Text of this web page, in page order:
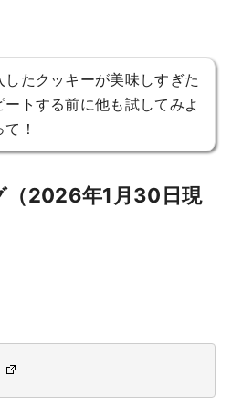
したクッキーが美味しすぎた
ートする前に他も試してみよ
！
（2026年1月30日現